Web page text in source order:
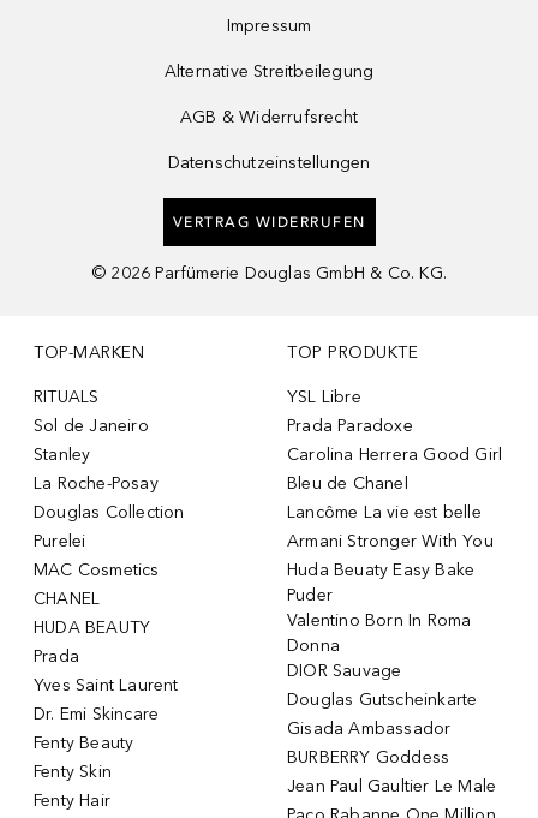
Impressum
Alternative Streitbeilegung
AGB & Widerrufsrecht
Datenschutzeinstellungen
VERTRAG WIDERRUFEN
© 2026 Parfümerie Douglas GmbH & Co. KG.
TOP-MARKEN
RITUALS
Sol de Janeiro
Stanley
La Roche-Posay
Douglas Collection
Purelei
MAC Cosmetics
CHANEL
HUDA BEAUTY
Prada
Yves Saint Laurent
Dr. Emi Skincare
Fenty Beauty
Fenty Skin
Fenty Hair
TOP PRODUKTE
YSL Libre
Prada Paradoxe
Carolina Herrera Good Girl
Bleu de Chanel
Lancôme La vie est belle
Armani Stronger With You
Huda Beuaty Easy Bake
Puder
Valentino Born In Roma
Donna
DIOR Sauvage
Douglas Gutscheinkarte
Gisada Ambassador
BURBERRY Goddess
Jean Paul Gaultier Le Male